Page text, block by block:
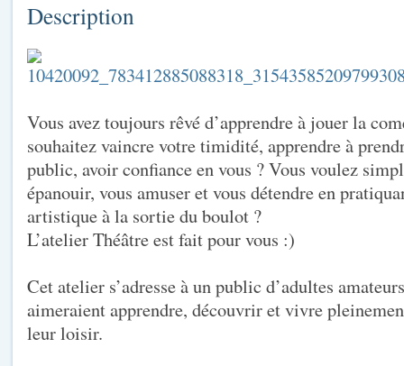
Description
Vous avez toujours rêvé d’apprendre à jouer la
souhaitez vaincre votre timidité, apprendre à
public, avoir confiance en vous ? Vous voulez
épanouir, vous amuser et vous détendre en
artistique à la sortie du boulot ?
L’atelier Théâtre est fait pour vous :)
Cet atelier s’adresse à un public d’adultes
aimeraient apprendre, découvrir et vivre
leur loisir.